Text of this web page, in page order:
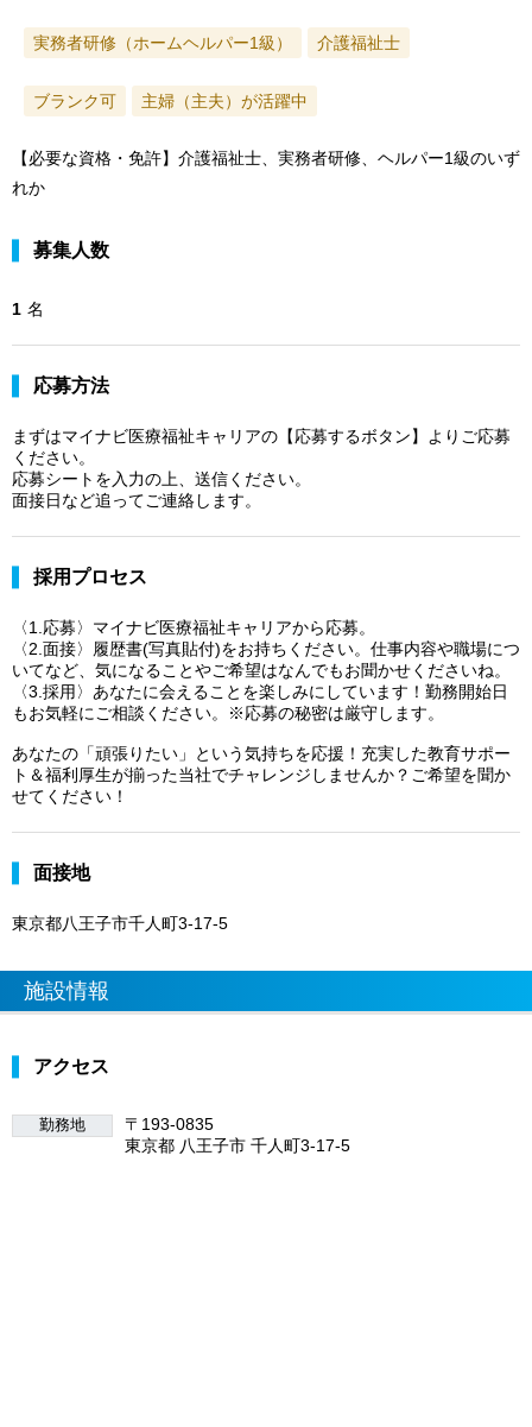
実務者研修（ホームヘルパー1級） 介護福祉士
ブランク可 主婦（主夫）が活躍中
【必要な資格・免許】介護福祉士、実務者研修、ヘルパー1級のいず
れか
募集人数
1 名
応募方法
まずはマイナビ医療福祉キャリアの【応募するボタン】よりご応募
ください。
応募シートを入力の上、送信ください。
面接日など追ってご連絡します。
採用プロセス
〈1.応募〉マイナビ医療福祉キャリアから応募。
〈2.面接〉履歴書(写真貼付)をお持ちください。仕事内容や職場につ
いてなど、気になることやご希望はなんでもお聞かせくださいね。
〈3.採用〉あなたに会えることを楽しみにしています！勤務開始日
もお気軽にご相談ください。※応募の秘密は厳守します。
あなたの「頑張りたい」という気持ちを応援！充実した教育サポー
ト＆福利厚生が揃った当社でチャレンジしませんか？ご希望を聞か
せてください！
面接地
東京都八王子市千人町3-17-5
施設情報
アクセス
勤務地
〒193-0835
東京都 八王子市 千人町3-17-5